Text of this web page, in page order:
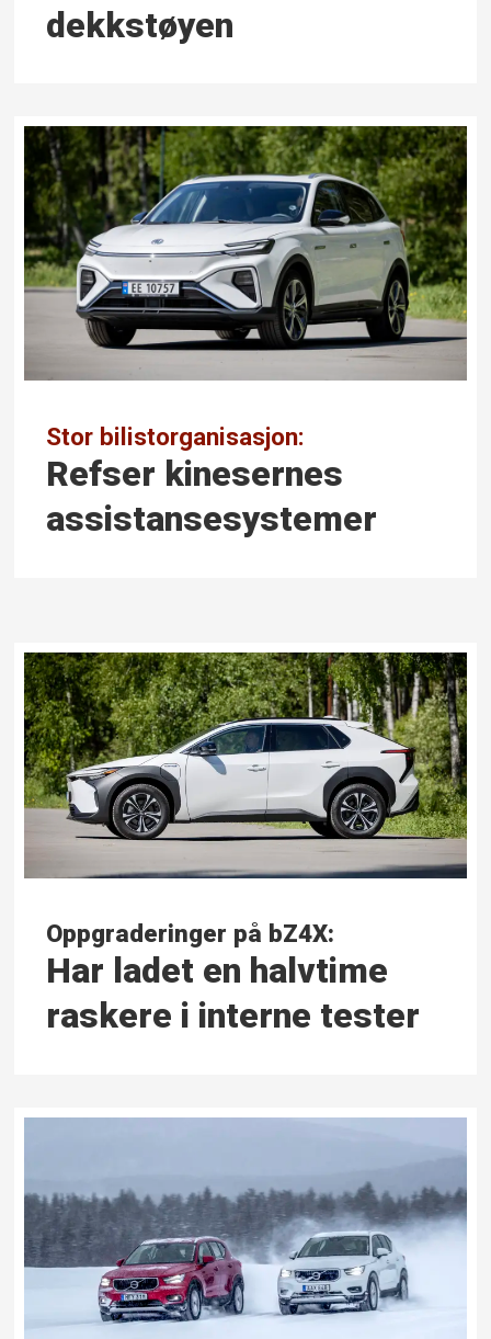
dekkstøyen
Stor bilistorganisasjon:
Refser kinesernes
assistanse­systemer
Oppgraderinger på bZ4X:
Har ladet en halvtime
raskere i interne tester